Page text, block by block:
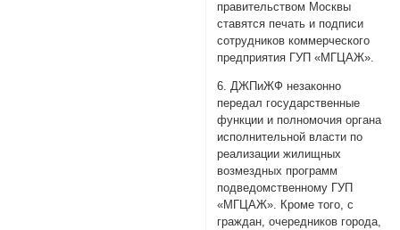
правительством Москвы
ставятся печать и подписи
сотрудников коммерческого
предприятия ГУП «МГЦАЖ».
6. ДЖПиЖФ незаконно
передал государственные
функции и полномочия органа
исполнительной власти по
реализации жилищных
возмездных программ
подведомственному ГУП
«МГЦАЖ». Кроме того, с
граждан, очередников города,